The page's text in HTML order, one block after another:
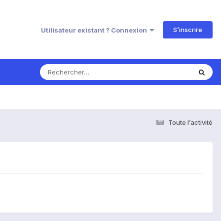
Utilisateur existant ? Connexion S’inscrire
Toute l’activité